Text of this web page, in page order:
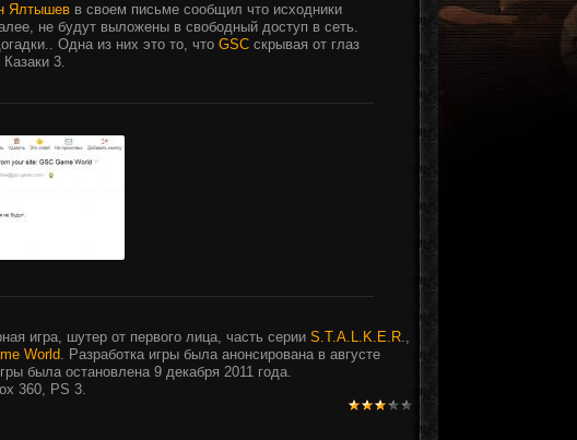
Ялтышев в своем письме сообщил что исходники
не будут выложены в свободный доступ в сеть.
Одна из них это то, что GSC скрывая от глаз
3.
игра, шутер от первого лица, часть серии S.T.A.L.K.E.R.,
World. Разработка игры была анонсирована в августе
была остановлена 9 декабря 2011 года.
360, PS 3.